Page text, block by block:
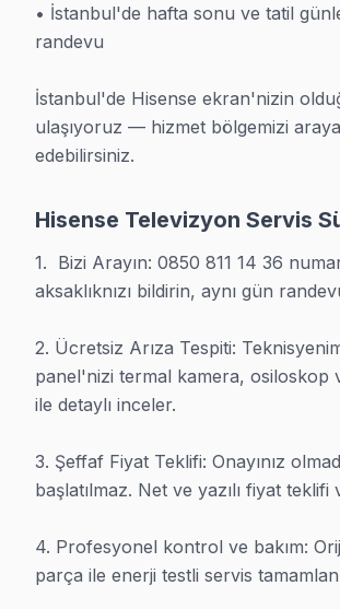
· Başakşehir Hisense
· Beşiktaş Hisense
· Beykoz Hisense
· Beylikdüzü Hisense
· Beyoğlu Hisense
Hisense Uzman Teknisyen Ekibi
Murat T. — Hisense Servis Uzmanı
12 yıllık Hisense TV tamir deneyimi.
· Hisense fabrika servis sertifikası
· 2010'dan günümüze tüm
· İstanbul'de450+ Hisense TV
· Müşteri memnuniyeti%96
• İstanbul'de hafta sonu ve tatil
randevu
İstanbul'de Hisense ekran'nizin
ulaşıyoruz — hizmet bölgemizi
edebilirsiniz.
Hisense Televizyon Servis
1.  Bizi Arayın: 0850 811 14 36
aksaklıknızı bildirin, aynı gün
2. Ücretsiz Arıza Tespiti:
panel'nizi termal kamera, osiloskop
ile detaylı inceler.
3. Şeffaf Fiyat Teklifi: Onayınız
başlatılmaz. Net ve yazılı fiyat teklifi
4. Profesyonel kontrol ve bakım:
parça ile enerji testli servis